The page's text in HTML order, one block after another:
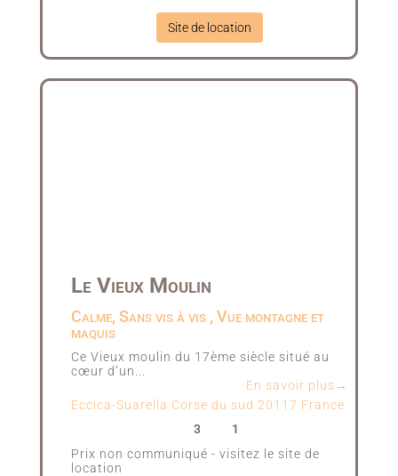
Site de location
Le Vieux Moulin
Calme, Sans vis à vis , Vue montagne et
maquis
Ce Vieux moulin du 17ème siècle situé au
cœur d’un...
En savoir plus→
Eccica-Suarella Corse du sud 20117 France
3
1
Prix non communiqué - visitez le site de
location